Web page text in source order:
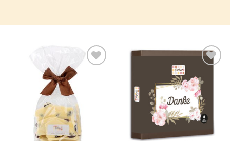
Auf die
Wunschliste
Auf die
Wunschliste